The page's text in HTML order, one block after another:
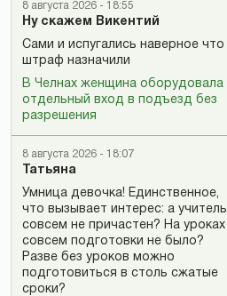
8 августа 2026 - 18:55
Ну скажем Викентий
Сами и испугались наверное что
штраф назначили
В Челнах женщина оборудовала
отдельный вход в подъезд без
разрешения
8 августа 2026 - 18:07
Татьяна
Умница девочка! Единственное,
что вызывает интерес: а учитель
совсем не причастен? На уроках
совсем подготовки не было?
Разве без уроков можно
подготовиться в столь сжатые
сроки?